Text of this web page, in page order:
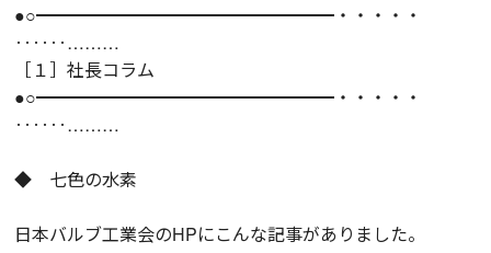
●○━━━━━━━━━━━━━━━━━・・・・・
‥‥‥………
［１］社長コラム
●○━━━━━━━━━━━━━━━━━・・・・・
‥‥‥………
◆ 七色の水素
日本バルブ工業会のHPにこんな記事がありました。